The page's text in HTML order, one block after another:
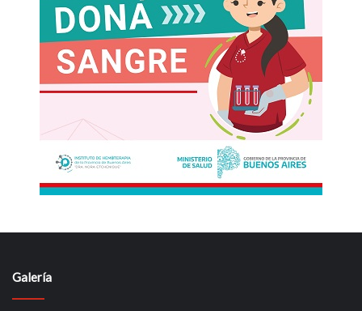
Galería